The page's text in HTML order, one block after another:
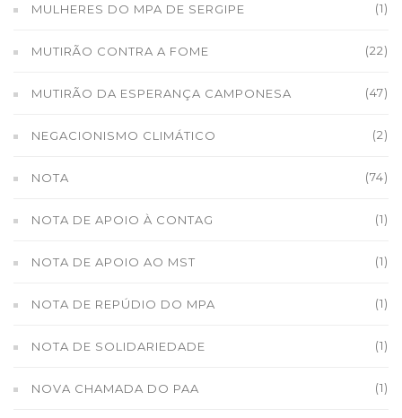
MULHERES DO MPA DE SERGIPE (1)
MUTIRÃO CONTRA A FOME (22)
MUTIRÃO DA ESPERANÇA CAMPONESA (47)
NEGACIONISMO CLIMÁTICO (2)
NOTA (74)
NOTA DE APOIO À CONTAG (1)
NOTA DE APOIO AO MST (1)
NOTA DE REPÚDIO DO MPA (1)
NOTA DE SOLIDARIEDADE (1)
NOVA CHAMADA DO PAA (1)